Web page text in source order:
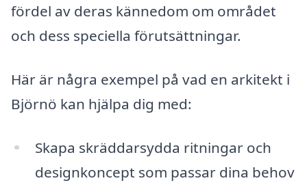
fördel av deras kännedom om området
och dess speciella förutsättningar.
Här är några exempel på vad en arkitekt i
Björnö kan hjälpa dig med:
Skapa skräddarsydda ritningar och
designkoncept som passar dina behov